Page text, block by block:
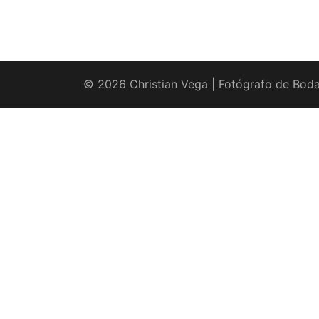
© 2026 Christian Vega | Fotógrafo de